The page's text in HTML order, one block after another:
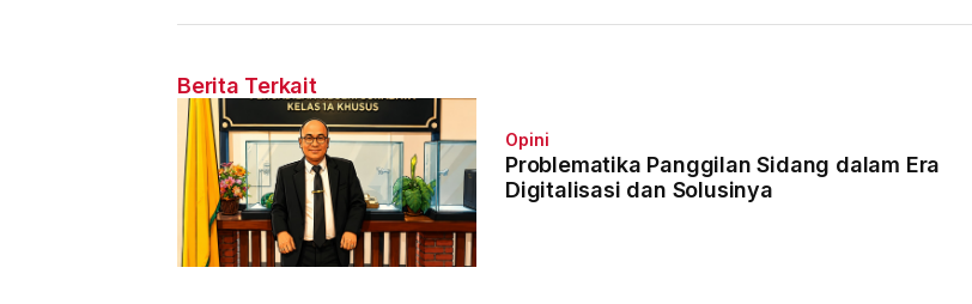
Berita Terkait
Opini
Problematika Panggilan Sidang dalam Era
Digitalisasi dan Solusinya